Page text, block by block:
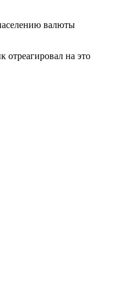
валюты
отреагировал на это